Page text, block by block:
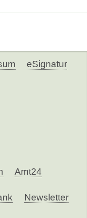
eSignatur
Amt24
Newsletter